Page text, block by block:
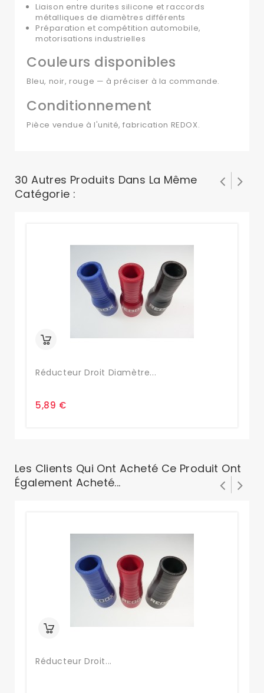
Liaison entre durites silicone et raccords
métalliques de diamètres différents
Préparation et compétition automobile,
motorisations industrielles
Couleurs disponibles
Bleu, noir, rouge — à préciser à la commande.
Conditionnement
Pièce vendue à l'unité, fabrication REDOX.
30 Autres Produits Dans La Même
Catégorie :
Réducteur Droit Diamètre...
5,89 €
Les Clients Qui Ont Acheté Ce Produit Ont
Également Acheté...
Réducteur Droit...